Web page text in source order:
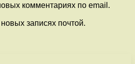
комментариях по email.
записях почтой.